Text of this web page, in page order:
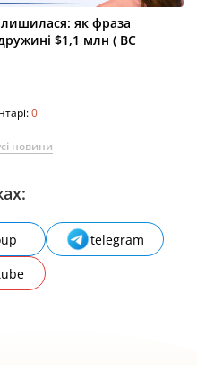
як фраза
$1,1 млн ( ВС
0
новини
telegram